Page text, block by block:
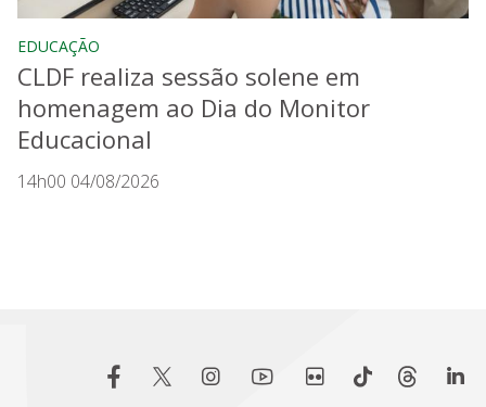
EDUCAÇÃO
CLDF realiza sessão solene em
homenagem ao Dia do Monitor
Educacional
14h00 04/08/2026